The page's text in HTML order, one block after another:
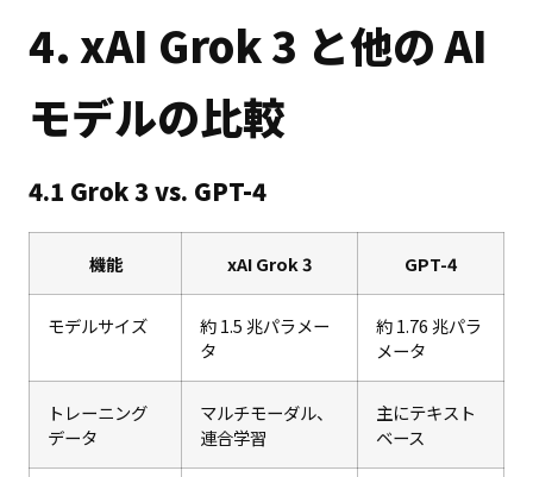
4. xAI Grok 3 と他の AI
モデルの比較
4.1 Grok 3 vs. GPT-4
機能 xAI Grok 3 GPT-4
モデルサイズ
約 1.5 兆パラメー
タ
約 1.76 兆パラ
メータ
トレーニング
データ
マルチモーダル、
連合学習
主にテキスト
ベース